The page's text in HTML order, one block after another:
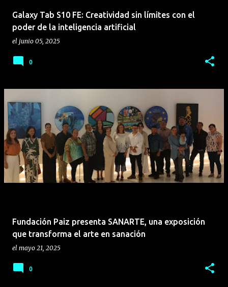
Galaxy Tab S10 FE: Creatividad sin límites con el
poder de la inteligencia artificial
el junio 05, 2025
0
Fundación Paiz presenta SANARTE, una exposición
que transforma el arte en sanación
el mayo 21, 2025
0